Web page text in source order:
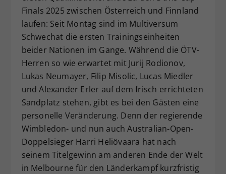
Finals 2025 zwischen Österreich und Finnland
laufen: Seit Montag sind im Multiversum
Schwechat die ersten Trainingseinheiten
beider Nationen im Gange. Während die ÖTV-
Herren so wie erwartet mit Jurij Rodionov,
Lukas Neumayer, Filip Misolic, Lucas Miedler
und Alexander Erler auf dem frisch errichteten
Sandplatz stehen, gibt es bei den Gästen eine
personelle Veränderung. Denn der regierende
Wimbledon- und nun auch Australian-Open-
Doppelsieger Harri Heliövaara hat nach
seinem Titelgewinn am anderen Ende der Welt
in Melbourne für den Länderkampf kurzfristig
Zweck
Dieser Wert speichert Ihre Consent-
Einstellungen. Unter anderem eine
zufällig generierte ID, für die
historische Speicherung Ihrer
vorgenommen Einstellungen, falls der
Webseiten-Betreiber dies eingestellt
hat.